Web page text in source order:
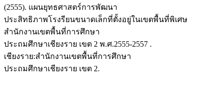
(2555). แผนยุทธศาสตร์การพัฒนา
ประสิทธิภาพโรงรียนขนาดเล็กที่ตั้งอยู่ในเขตพื้นที่พิเศษ
สำนักงานเขตพื้นที่การศึกษา
ประถมศึกษาเชียงราย เขต 2 พ.ศ.2555-2557 .
เชียงราย:สำนักงานเขตพื้นที่การศึกษา
ประถมศึกษาเชียงราย เขต 2.